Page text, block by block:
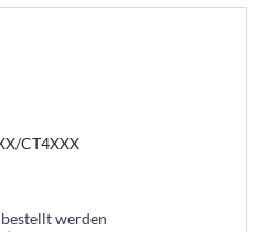
CT4XXX
werden